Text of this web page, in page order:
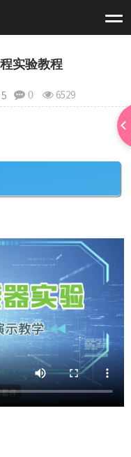
实验教程
6529
0
5